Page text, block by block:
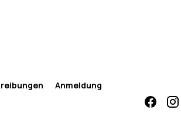
Anmeldung